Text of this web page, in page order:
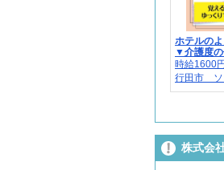
ホテルの
▼介護度の
時給1600
行田市 ソ
株式会